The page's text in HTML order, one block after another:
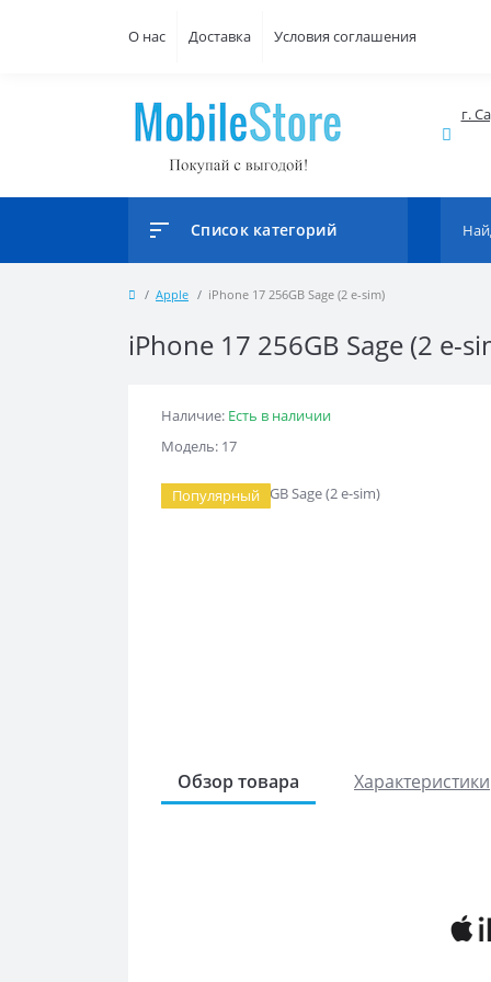
О нас Доставка Условия соглашения
г.
Список категорий
Apple iPhone 17 256GB Sage (2 e-sim)
iPhone 17 256GB Sage (2 e-
Наличие: Есть в наличии
Модель: 17
Популярный
Обзор товара Характеристики